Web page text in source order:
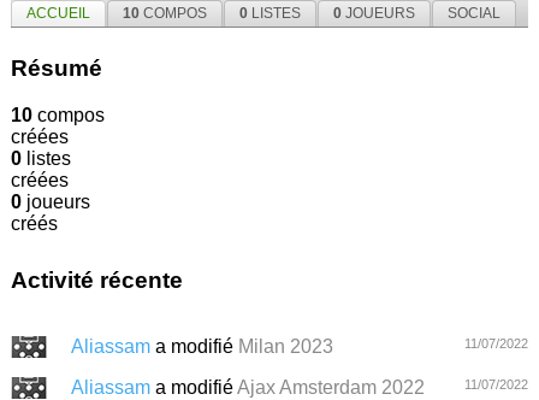
ACCUEIL 10COMPOS 0LISTES 0JOUEURS SOCIAL
Résumé
10compos
créées
0listes
créées
0joueurs
créés
Activité récente
Aliassam a modifié Milan 2023 11/07/2022
Aliassam a modifiéAjax Amsterdam 2022 11/07/2022